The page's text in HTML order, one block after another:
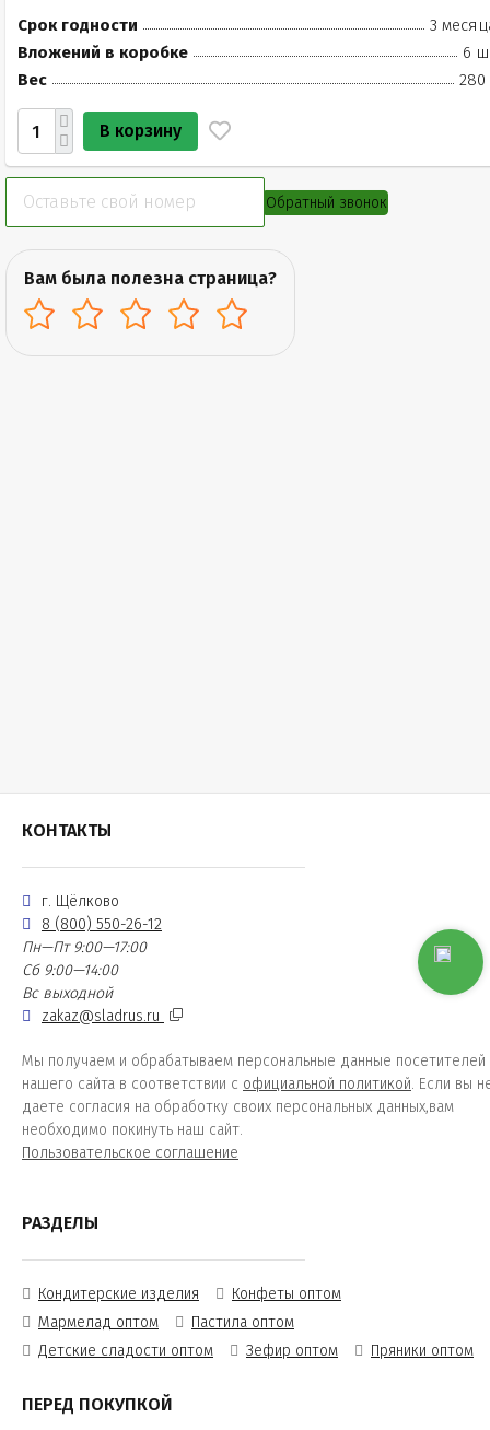
Срок годности
3
Вложений в коробке
6
Вес
280
В корзину
Обратный звонок
Вам была полезна страница?
КОНТАКТЫ
г. Щёлково
8 (800) 550-26-12
Пн—Пт 9:00—17:00
Сб 9:00—14:00
Вс выходной
zakaz@sladrus.ru
Мы получаем и обрабатываем персональные данные посетителей
нашего сайта в соответствии с официальной политикой. Если вы
даете согласия на обработку своих персональных данных,вам
необходимо покинуть наш сайт.
Пользовательское соглашение
РАЗДЕЛЫ
Кондитерские изделия
Конфеты оптом
Мармелад оптом
Пастила оптом
Детские сладости оптом
Зефир оптом Пряники оптом
ПЕРЕД ПОКУПКОЙ